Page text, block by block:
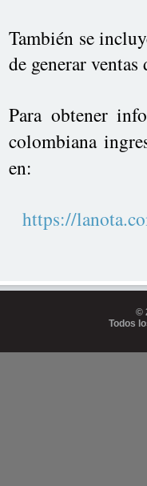
También se
de generar
Para obtener
colombiana
en:
https://
©
Todos